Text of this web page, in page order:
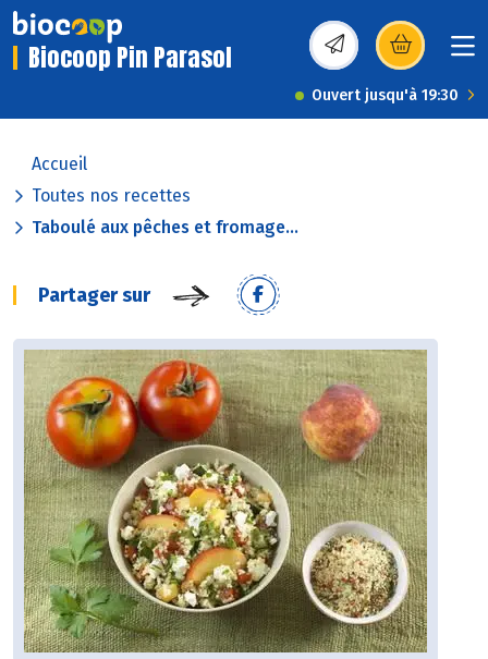
Biocoop Pin Parasol (s’ouvre dans une
Ouvert jusqu'à 19:30
Accueil
Toutes nos recettes
Taboulé aux pêches et fromage...
Partager sur